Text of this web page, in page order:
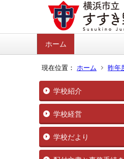
ホーム
現在位置： ホーム 昨年
学校紹介
学校経営
学校だより